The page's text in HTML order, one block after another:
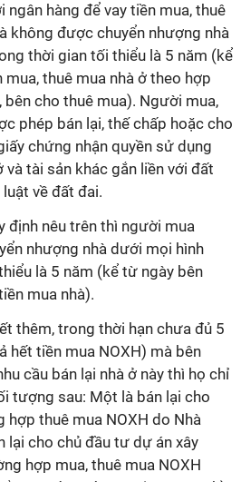
hàng để vay tiền mua, thuê
không được chuyển nhượng nhà
thời gian tối thiểu là 5 năm (kể
thuê mua nhà ở theo hợp
bên cho thuê mua). Người mua,
phép bán lại, thế chấp hoặc cho
chứng nhận quyền sử dụng
và tài sản khác gắn liền với đất
về đất đai.
định nêu trên thì người mua
nhượng nhà dưới mọi hình
là 5 năm (kể từ ngày bên
mua nhà).
thêm, trong thời hạn chưa đủ 5
hết tiền mua NOXH) mà bên
cầu bán lại nhà ở này thì họ chỉ
tượng sau: Một là bán lại cho
thuê mua NOXH do Nhà
lại cho chủ đầu tư dự án xây
hợp mua, thuê mua NOXH